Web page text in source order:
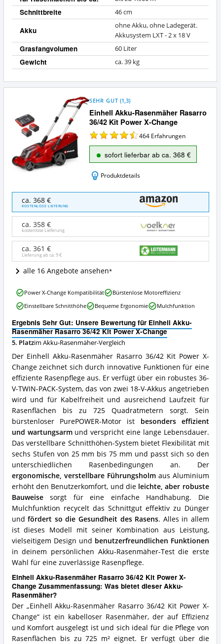
Schnittbreite 46 cm
Akku
ohne Akku, ohne Ladegerät.
Akkusystem LXT - 2 x 18 V
Grasfangvolumen 60 Liter
Gewicht ca. 39 kg
Einhell Akku-Rasenmäher Rasarro
36/42 Kit Power X-Change
SEHR GUT (1,3)
464 Erfahrungen
sofort lieferbar ab ca. 368 €
Produktdetails
Einhell
Akku-
Rasenmäher
Rasarro
36/42
Kit
Power
Change
Angebote:
ist
dieser
Akku-
Rasenmäher
erhältlich?
ca. 368 €
KOSTENLOSE LIEFERUNG
ca. 358 €
kostenlose Lieferung
ca. 361 €
Lieferung ab ca.9 €
alle 16 Angebote ansehen
Ergebnis Sehr Gut: Unsere Bewertung für Einhell Akku-
Rasenmäher Rasarro 36/42 Kit Power X-Change
5. Platzim Akku-Rasenmäher-Vergleich
Der Einhell Akku-Rasenmäher Rasarro 36/42 Kit Power X-
Change zeichnet sich durch innovative Funktionen für eine
effiziente Rasenpflege aus. Er verfügt über ein robustes 36-
V-TWIN-PACK-System, das von zwei 18-V-Akkus angetrieben
wird und für Kabelfreiheit und ausreichend Laufzeit für
Rasenflächen bis zu 725 Quadratmetern sorgt. Sein
bürstenloser PurePOWER-Motor ist besonders effizient
und wartungsarmund verspricht eine lange Lebensdauer.
Das verstellbare Schnitthöhen-System bietet Flexibilität mit
sechs Stufen von 25 mm bis 75 mm und passt sich so den
unterschiedlichen Rasenbedingungen an. Der
ergonomische, verstellbare Führungsholmaus Aluminium
erhöht den Benutzerkomfort, und die leichte, aber robuste
Bauweisesorgt für eine einfache Handhabung. Die
Mulchfunktion recycelt das Schnittgut effektiv zu Dünger
undfördert so die Gesundheit des Rasens. Alles in allem
ist dieses Modell mit seiner Kombination aus Leistung,
vielseitigem Design und benutzerfreundlichen Funktionen
in deinem persönlichen Akku-Rasenmäher-Test die erste
Wahl für eine zuverlässige Rasenpflege.
Einhell Akku-Rasenmäher Rasarro 36/42 Kit Power X-
Change Zusammenfassung: Was bietet dieser Akku-
Rasenmäher?
Der „Einhell Akku-Rasenmäher Rasarro 36/42 Kit Power X-
Change“ ist ein kabelloser Rasenmäher, der auf Effizienz
und Komfort ausgelegt ist und sich ideal für die Pflege von
Rasenflächen bis zu 725 m² eignet. Er verfügt über die
Einhell
Akku-
Rasenmäher
36/42
Kit
Power
X-
Change
Vorteile:
Was
spricht
für
diesen
Akku-
Rasenmäher?
Power X-Change Kompatibilität
Bürstenlose Motoreffizienz
Einstellbare Schnitthöhe
Bequeme Ergonomie Mulchfunktion